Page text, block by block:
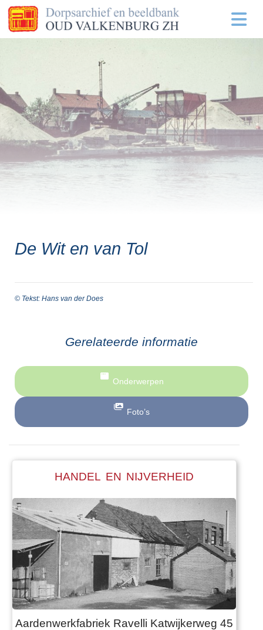
De Wit en van Tol
© Tekst: Hans van der Does
Gerelateerde informatie
Onderwerpen
Foto’s
HANDEL EN NIJVERHEID
Aardenwerkfabriek Ravelli Katwijkerweg 45